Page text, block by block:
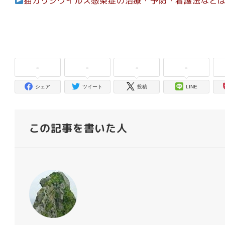
-
シェア
-
ツイート
-
投稿
-
LINE
この記事を書いた人